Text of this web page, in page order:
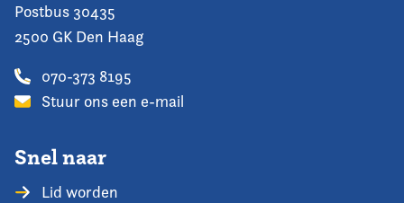
Postbus 30435
2500 GK Den Haag
070-373 8195
Stuur ons een e-mail
Snel naar
Lid worden